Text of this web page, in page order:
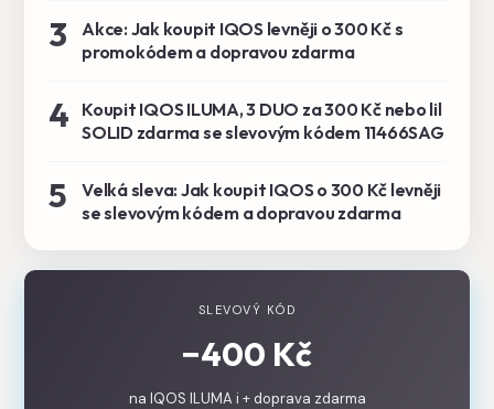
3
Akce: Jak koupit IQOS levněji o 300 Kč s
promokódem a dopravou zdarma
4
Koupit IQOS ILUMA, 3 DUO za 300 Kč nebo lil
SOLID zdarma se slevovým kódem 11466SAG
5
Velká sleva: Jak koupit IQOS o 300 Kč levněji
se slevovým kódem a dopravou zdarma
SLEVOVÝ KÓD
−400 Kč
na IQOS ILUMA i + doprava zdarma